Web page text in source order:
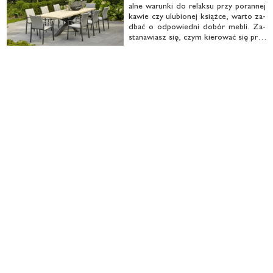
al­ne wa­run­ki do re­lak­su przy po­ran­nej
ka­wie czy ulu­bio­nej książ­ce, war­to za­
dbać o od­po­wied­ni do­bór me­bli. Za­
sta­na­wiasz się, czym kie­ro­wać się przy